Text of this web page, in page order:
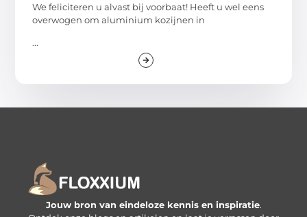
We feliciteren u alvast bij voorbaat! Heeft u wel eens
overwogen om aluminium kozijnen in
...
Jouw bron van eindeloze kennis en inspiratie.